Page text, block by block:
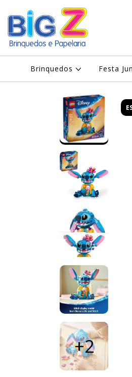
Brinquedos Festa
+2